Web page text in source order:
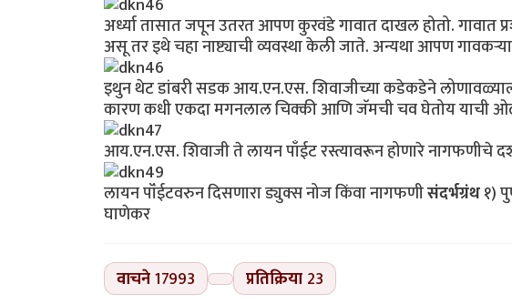
अर्ध्या तासात जपून उतरत आपण कुरवंडे गावात दाखल होतो. गावात
असू तर इथे चहा नाष्ट्याची व्यवस्था केली जाते. अन्यथा आपण
इथुन थेट डांबरी सडक आय.एन.एस. शिवाजीच्या कडेकडेने
कारण कधी एकदा मगनलाल चिक्की आणि जॅमची चव घेतोय याची
आय.एन.एस. शिवाजी ते लायन पाँईट रस्त्यावरून होणारे नागफणीचे
लायन पॉंईटवरुन दिसणारा ड्युक्स नोज किंवा नागफणीसंदर्भग्रंथ१)
घाणेकर
वाचने17993 प्रतिक्रिया 23